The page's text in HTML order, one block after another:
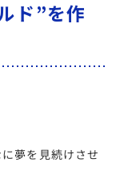
ド”を作
夢を見続けさせ